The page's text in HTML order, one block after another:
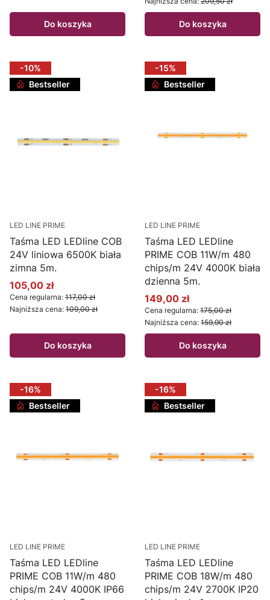
Do koszyka Do koszyka
-10%
Bestseller
LED LINE PRIME
Taśma LED LEDline COB
24V liniowa 6500K biała
zimna 5m.
Cena promocyjna
105,00 zł
Cena regularna: 117,00 zł
Najniższa cena: 109,00 zł
Do koszyka
-15%
Bestseller
LED LINE PRIME
Taśma LED LEDline
PRIME COB 11W/m 480
chips/m 24V 4000K biała
dzienna 5m.
Cena promocyjna
149,00 zł
Cena regularna: 175,00 zł
Najniższa cena: 159,90 zł
Do koszyka
-16%
Bestseller
LED LINE PRIME
Taśma LED LEDline
PRIME COB 11W/m 480
chips/m 24V 4000K IP66
-16%
Bestseller
LED LINE PRIME
Taśma LED LEDline
PRIME COB 18W/m 480
chips/m 24V 2700K IP20